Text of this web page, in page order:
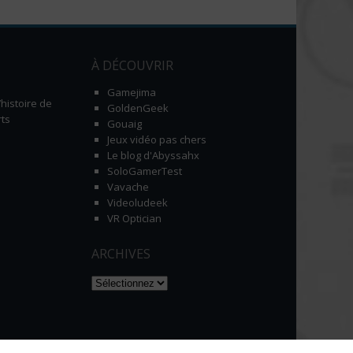
de
À DÉCOUVRIR
Gamejima
GoldenGeek
Gouaig
Jeux vidéo pas chers
Le blog d'Abyssahx
SoloGamerTest
Vavache
Videoludeek
VR Optician
ARCHIVES
Naviguer dans les archives